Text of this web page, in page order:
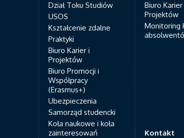
Dział Toku Studiów
USOS
Kształcenie zdalne
Praktyki
Biuro Karier i
Projektów
Biuro Promocji i
Współpracy
(Erasmus+)
Ubezpieczenia
Samorząd studencki
Koła naukowe i koła
zainteresowań
Biuro Karier
Projektów
Monitoring
Kontakt